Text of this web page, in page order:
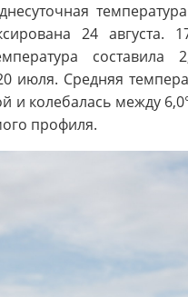
24
июля. Средняя
и колебалась между
профиля.